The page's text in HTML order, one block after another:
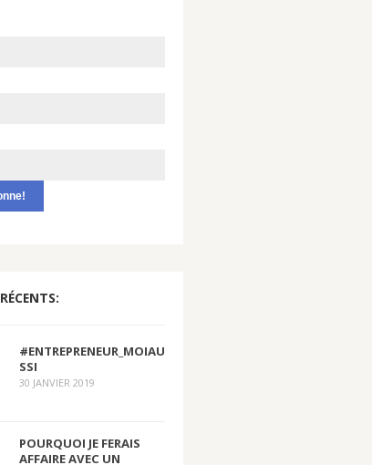
#ENTREPRENEUR_MOIAU
SSI
30 JANVIER 2019
POURQUOI JE FERAIS
AFFAIRE AVEC UN